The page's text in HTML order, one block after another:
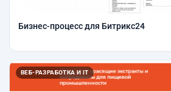
Бизнес-процесс для Битрикс24
ВЕБ-РАЗРАБОТКА И IT